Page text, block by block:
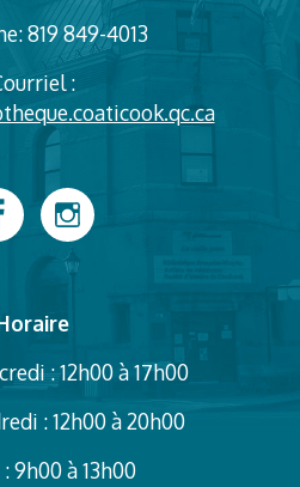
819 849-4013
:
: 12h00 à 17h00
: 12h00 à 20h00
9h00 à 13h00